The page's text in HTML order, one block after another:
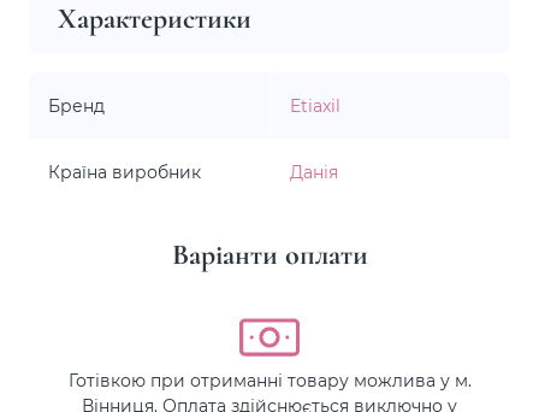
Характеристики
Бренд Etiaxil
Країна виробник Данія
Варіанти оплати
Готівкою при отриманні товару можлива у м.
Вінниця. Оплата здійснюється виключно у